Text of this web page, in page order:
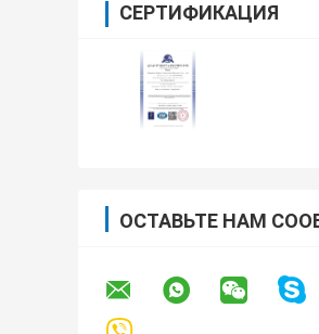
СЕРТИФИКАЦИЯ
ОСТАВЬТЕ НАМ